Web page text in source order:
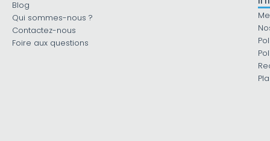
Blog
Qui sommes-nous ?
Contactez-nous
Foire aux questions